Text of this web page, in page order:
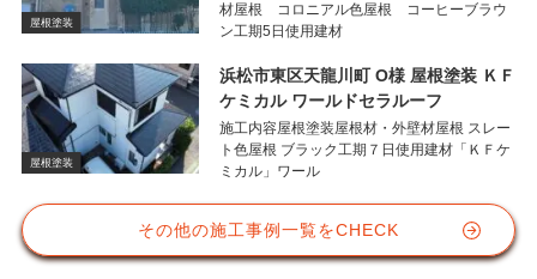
屋根塗装
材屋根 コロニアル色屋根 コーヒーブラウ
ン工期5日使用建材
屋根塗装
浜松市東区天龍川町 O様 屋根塗装 ＫＦ
ケミカル ワールドセラルーフ
施工内容屋根塗装屋根材・外壁材屋根 スレー
ト色屋根 ブラック工期７日使用建材「ＫＦケ
ミカル」ワール
その他の施工事例一覧をCHECK